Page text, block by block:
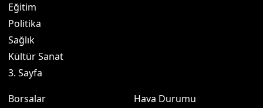
Eğitim
Politika
Sağlık
Kültür Sanat
3. Sayfa
Borsalar
Hava Durumu